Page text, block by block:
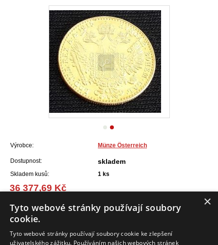
Výrobce: Münze Österreich
Dostupnost: skladem
Skladem kusů: 1 ks
36 377,69 Kč
×
Tyto webové stránky používají soubory
cookie.
Tyto webové stránky používají soubory cookie ke zlepšení
uživatelského zážitku. Používáním našich webových stránek